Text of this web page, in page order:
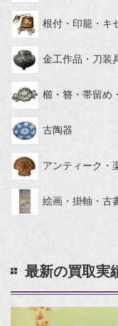
根付・印籠・キ
金工作品・刀装
櫛・簪・帯留め
古陶器
アンティーク・
絵画・掛軸・古
最新の買取実